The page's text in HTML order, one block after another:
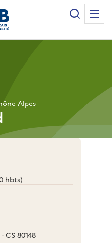
de la biodiversité
Recherche
Alpes
hbts)
CS 80148